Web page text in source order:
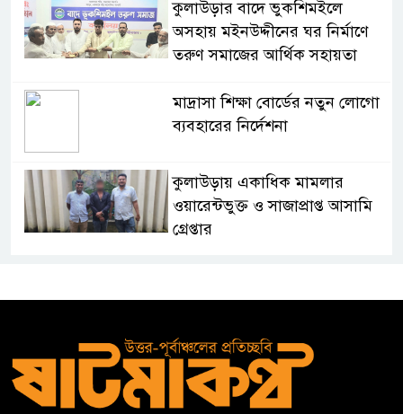
কুলাউড়ার বাদে ভুকশিমইলে
অসহায় মইনউদ্দীনের ঘর নির্মাণে
তরুণ সমাজের আর্থিক সহায়তা
মাদ্রাসা শিক্ষা বোর্ডের নতুন লোগো
ব্যবহারের নির্দেশনা
কুলাউড়ায় একাধিক মামলার
ওয়ারেন্টভুক্ত ও সাজাপ্রাপ্ত আসামি
গ্রেপ্তার
বিট পুলিশিং সভা অনুষ্ঠিত
দলীয় কর্মীর স্ত্রীর সঙ্গে অনৈতিক
সম্পর্কের অভিযোগে জামায়াত
নেতাকে অব্যাহতি